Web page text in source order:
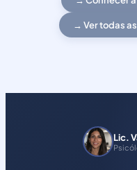
→ Ver todas
Lic.